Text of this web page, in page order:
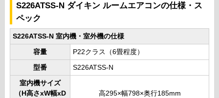
S226ATSS-N ダイキン ルームエアコンの仕様・ス
ペック
S226ATSS-N 室内機・室外機の仕様
容量 P22クラス（6畳程度）
型番 S226ATSS-N
室内機サイズ
（H高さxW幅xD
高295×幅798×奥行185mm